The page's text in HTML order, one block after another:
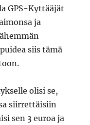
GPS-Kyttääjät
ja
siis tämä
olisi se,
siirrettäisiin
sen 3 euroa ja